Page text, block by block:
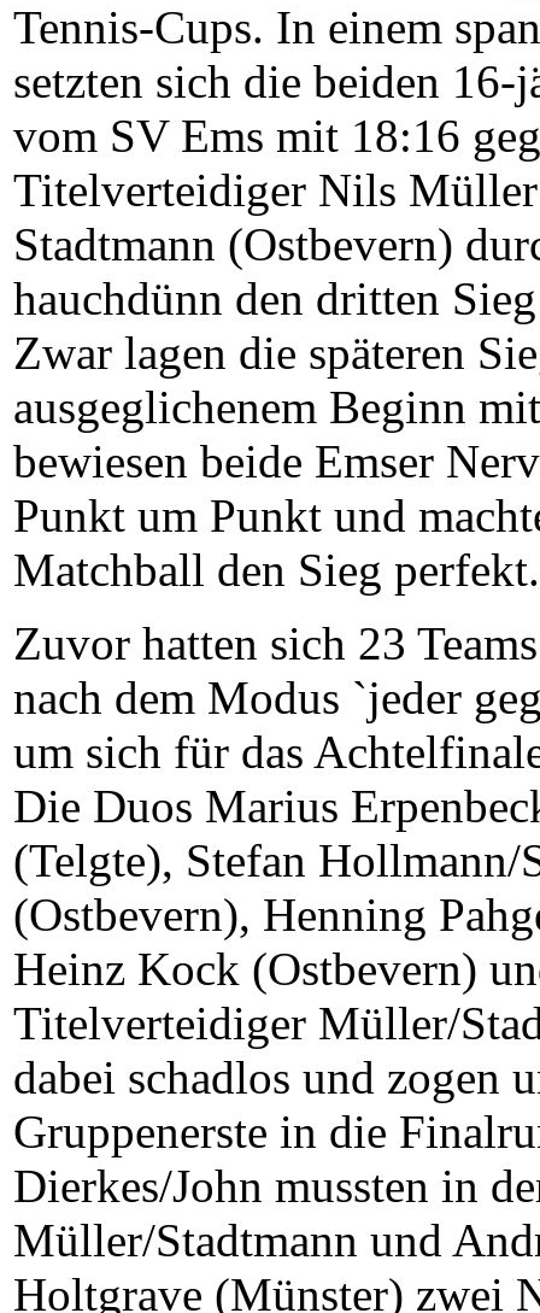
Tennis-Cups. In einem
setzten sich die beiden
vom SV Ems mit 18:16
Titelverteidiger Nils
Stadtmann (Ostbevern)
hauchdünn den dritten
Zwar lagen die späteren
ausgeglichenem Beginn
bewiesen beide Emser
Punkt um Punkt und
Matchball den Sieg perfekt.
Zuvor hatten sich 23
nach dem Modus `jeder
um sich für das
Die Duos Marius
(Telgte), Stefan Hollmann/
(Ostbevern), Henning
Heinz Kock (Ostbevern)
Titelverteidiger Müller/
dabei schadlos und zogen
Gruppenerste in die
Dierkes/John mussten in
Müller/Stadtmann und
Holtgrave (Münster) zwei